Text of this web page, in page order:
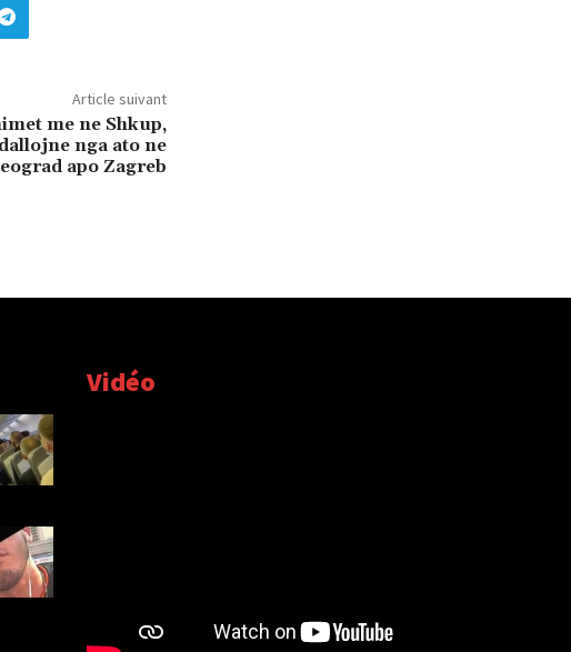
Article suivant
me ne Shkup,
nga ato ne
apo Zagreb
Vidéo